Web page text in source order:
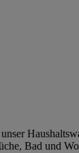
Bad und